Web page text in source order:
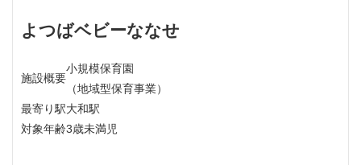
よつばベビーななせ
施設概要
小規模保育園
（地域型保育事業）
最寄り駅大和駅
対象年齢3歳未満児